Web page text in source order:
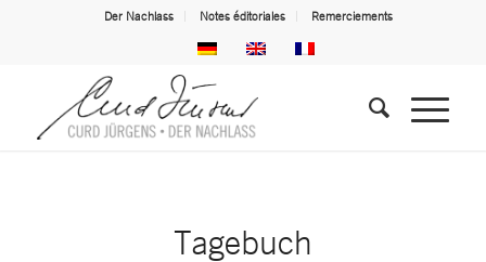
Der Nachlass Notes éditoriales Remerciements
Tagebuch